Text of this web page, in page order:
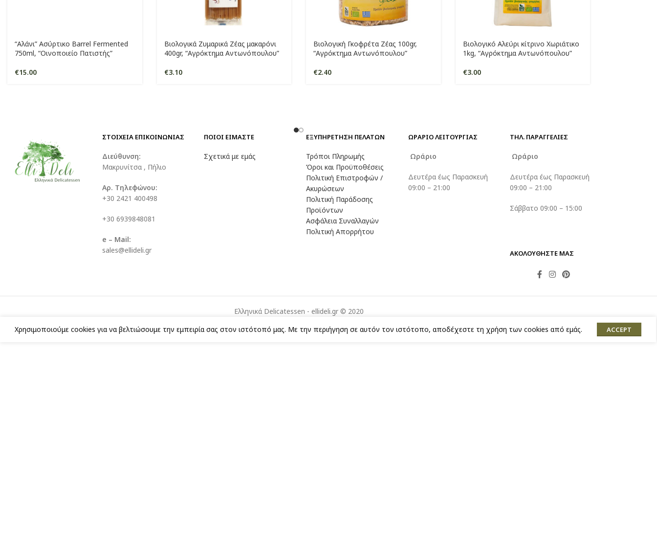
“Αλάνι” Ασύρτικο Barrel Fermented
750ml, “Οινοποιείο Πατιστής”
€15.00
Βιολογικά Ζυμαρικά Ζέας μακαρόνι
400gr, “Αγρόκτημα Αντωνόπουλου”
€3.10
Βιολογική Γκοφρέτα Ζέας 100gr,
“Αγρόκτημα Αντωνόπουλου”
€2.40
Βιολογικό Αλεύρι κίτρινο Χωριάτικο
1kg, “Αγρόκτημα Αντωνόπουλου”
€3.00
ΣΤΟΙΧΕΙΑ ΕΠΙΚΟΙΝΩΝΙΑΣ
Διεύθυνση:
Μακρυνίτσα , Πήλιο
Αρ. Τηλεφώνου:
+30 2421 400498
+30 6939848081
e – Mail:
sales@ellideli.gr
ΠΟΙΟΙ ΕΙΜΑΣΤΕ
Σχετικά με εμάς
ΕΞΥΠΗΡΕΤΗΣΗ ΠΕΛΑΤΩΝ
Τρόποι Πληρωμής
Όροι και Προϋποθέσεις
Πολιτική Επιστροφών /
Ακυρώσεων
Πολιτική Παράδοσης
Προϊόντων
Ασφάλεια Συναλλαγών
Πολιτική Απορρήτου
ΩΡΑΡΙΟ ΛΕΙΤΟΥΡΓΙΑΣ
Ωράριο
Δευτέρα έως Παρασκευή
09:00 – 21:00
ΤΗΛ. ΠΑΡΑΓΓΕΛΊΕΣ
Ωράριο
Δευτέρα έως Παρασκευή
09:00 – 21:00
Σάββατο 09:00 – 15:00
ΑΚΟΛΟΥΘΗΣΤΕ ΜΑΣ
Ελληνικά Delicatessen - ellideli.gr © 2020
Χρησιμοποιούμε cookies για να βελτιώσουμε την εμπειρία σας στον ιστότοπό μας. Με την περιήγηση σε αυτόν τον ιστότοπο, αποδέχεστε τη χρήση των cookies από εμάς. ACCEPT